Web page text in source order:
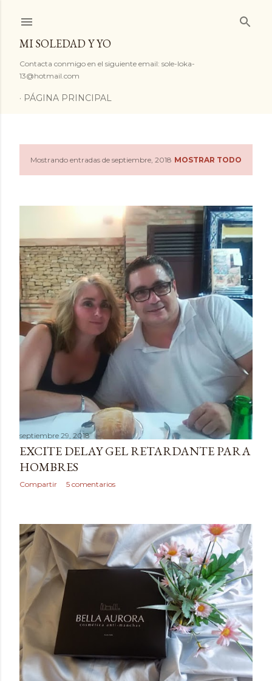
MI SOLEDAD Y YO
Contacta conmigo en el siguiente email: sole-loka-
13@hotmail.com
PÁGINA PRINCIPAL
E
r
a
d
a
s
Mostrando entradas de septiembre, 2018 MOSTRAR TODO
septiembre 29, 2018
EXCITE DELAY GEL RETARDANTE PARA
HOMBRES
Compartir 5 comentarios